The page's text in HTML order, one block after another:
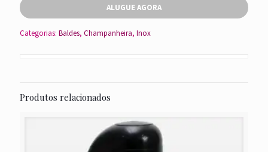
ALUGUE AGORA
Categorias: Baldes, Champanheira, Inox
Produtos relacionados